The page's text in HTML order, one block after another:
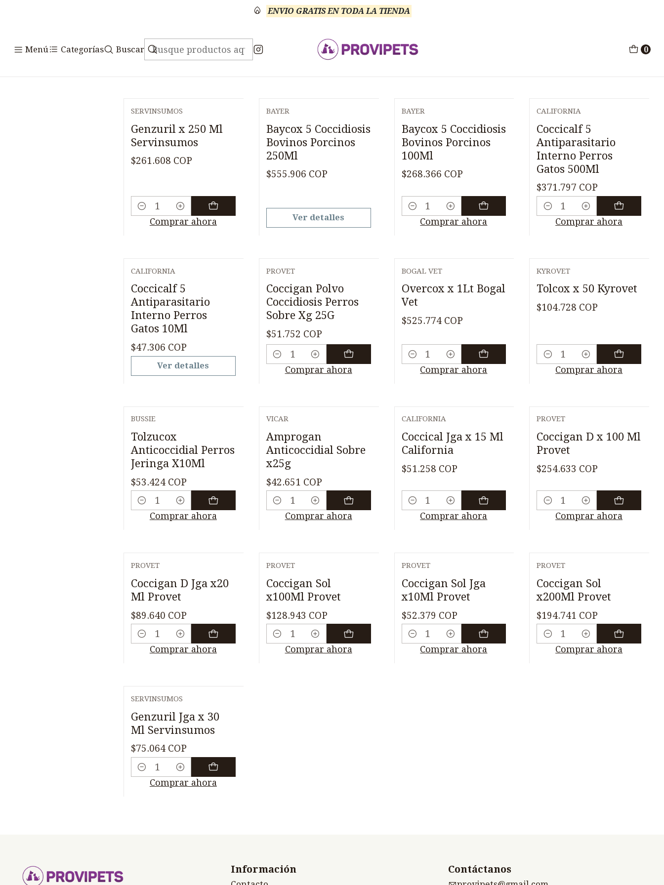
Menú Categorías Buscar 0
ENVIO GRATIS EN TODA LA TIENDA
Medicamentos Veterinario Anti Coccidial
Veterinario Anti Coccidial
SERVINSUMOS
Genzuril x 250 Ml
Servinsumos
$261.608 COP
Cantidad
Comprar ahora
BAYER
Baycox 5 Coccidiosis
Bovinos Porcinos
250Ml
$555.906 COP
Ver detalles
BAYER
Baycox 5 Coccidiosis
Bovinos Porcinos
100Ml
$268.366 COP
Cantidad
Comprar ahora
CALIFORNIA
Coccicalf 5
Antiparasitario
Interno Perros
Gatos 500Ml
$371.797 COP
Cantidad
Comprar ahora
CALIFORNIA
Coccicalf 5
Antiparasitario
Interno Perros
Gatos 10Ml
$47.306 COP
Ver detalles
PROVET
Coccigan Polvo
Coccidiosis Perros
Sobre Xg 25G
$51.752 COP
Cantidad
Comprar ahora
BOGAL VET
Overcox x 1Lt Bogal
Vet
$525.774 COP
Cantidad
Comprar ahora
KYROVET
Tolcox x 50 Kyrovet
$104.728 COP
Cantidad
Comprar ahora
BUSSIE
Tolzucox
Anticoccidial Perros
Jeringa X10Ml
$53.424 COP
Cantidad
Comprar ahora
VICAR
Amprogan
Anticoccidial Sobre
x25g
$42.651 COP
Cantidad
Comprar ahora
CALIFORNIA
Coccical Jga x 15 Ml
California
$51.258 COP
Cantidad
Comprar ahora
PROVET
Coccigan D x 100 Ml
Provet
$254.633 COP
Cantidad
Comprar ahora
PROVET
Coccigan D Jga x20
Ml Provet
$89.640 COP
Cantidad
Comprar ahora
PROVET
Coccigan Sol
x100Ml Provet
$128.943 COP
Cantidad
Comprar ahora
PROVET
Coccigan Sol Jga
x10Ml Provet
$52.379 COP
Cantidad
Comprar ahora
PROVET
Coccigan Sol
x200Ml Provet
$194.741 COP
Cantidad
Comprar ahora
SERVINSUMOS
Genzuril Jga x 30
Ml Servinsumos
$75.064 COP
Cantidad
Comprar ahora
Información Contáctanos